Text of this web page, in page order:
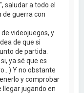
saludar a todo el
de guerra con
videojuegos, y
de que si
de partida.
ya sé que es
Y no obstante
y comprobar
llegar jugando en